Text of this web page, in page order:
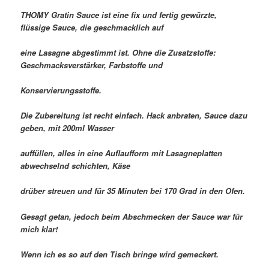
THOMY Gratin Sauce ist eine fix und fertig gewürzte,
flüssige Sauce, die geschmacklich auf
eine Lasagne abgestimmt ist. Ohne die Zusatzstoffe:
Geschmacksverstärker, Farbstoffe und
Konservierungsstoffe.
Die Zubereitung ist recht einfach. Hack anbraten, Sauce dazu
geben, mit 200ml Wasser
auffüllen, alles in eine Auflaufform mit Lasagneplatten
abwechselnd schichten, Käse
drüber streuen und für 35 Minuten bei 170 Grad in den Ofen.
Gesagt getan, jedoch beim Abschmecken der Sauce war für
mich klar!
Wenn ich es so auf den Tisch bringe wird gemeckert.